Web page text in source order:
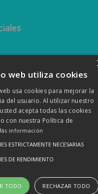
Canaria de Automovilismo
Diseñado por
web utiliza cookies
usa cookies para mejorar la
del usuario. Al utilizar nuestro
acepta todas las cookies
con nuestra Política de
información
ESTRICTAMENTE NECESARIAS
DE RENDIMIENTO
TODO RECHAZAR TODO